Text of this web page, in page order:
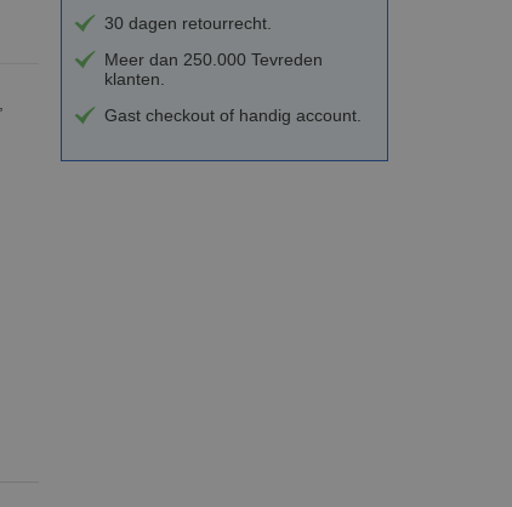
30 dagen retourrecht.
Meer dan 250.000 Tevreden
klanten.
Gast checkout of handig account.